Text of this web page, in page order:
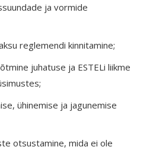
ja vormide
reglemendi kinnitamine;
juhatuse ja ESTELi liikme
ühinemise ja jagunemise
otsustamine, mida ei ole